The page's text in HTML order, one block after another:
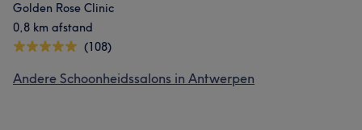
Golden Rose Clinic
0,8 km afstand
(108)
Andere Schoonheidssalons in Antwerpen